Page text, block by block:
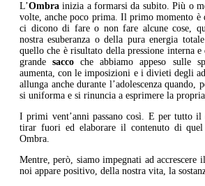
L’Ombra inizia a formarsi da subito. Più o
volte, anche poco prima. Il primo momento
ci dicono di fare o non fare alcune cose,
nostra esuberanza o della pura energia
quello che è risultato della pressione interna
grandesacco che abbiamo appeso sulle
aumenta, con le imposizioni e i divieti degli
allunga anche durante l’adolescenza
si uniforma e si rinuncia a esprimere la propria
I primi vent’anni passano così. E per tutto
tirar fuori ed elaborare il contenuto di quel
Ombra.
Mentre, però, siamo impegnati ad
noi appare positivo, della nostra vita, la